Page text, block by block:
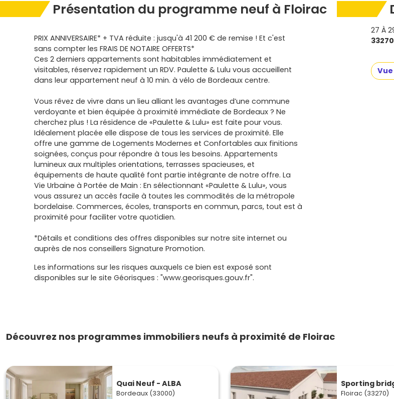
Présentation du programme neuf à Floirac
PRIX ANNIVERSAIRE* + TVA réduite : jusqu'à 41 200 € de remise ! Et c'est
sans compter les FRAIS DE NOTAIRE OFFERTS*
Ces 2 derniers appartements sont habitables immédiatement et
visitables, réservez rapidement un RDV. Paulette & Lulu vous accueillent
dans leur appartement neuf à 10 min. à vélo de Bordeaux centre.
Vous rêvez de vivre dans un lieu alliant les avantages d’une commune
verdoyante et bien équipée à proximité immédiate de Bordeaux ? Ne
cherchez plus ! La résidence de «Paulette & Lulu» est faite pour vous.
Idéalement placée elle dispose de tous les services de proximité. Elle
offre une gamme de Logements Modernes et Confortables aux finitions
soignées, conçus pour répondre à tous les besoins. Appartements
lumineux aux multiples orientations, terrasses spacieuses, et
équipements de haute qualité font partie intégrante de notre offre. La
Vie Urbaine à Portée de Main : En sélectionnant «Paulette & Lulu», vous
vous assurez un accès facile à toutes les commodités de la métropole
bordelaise. Commerces, écoles, transports en commun, parcs, tout est à
proximité pour faciliter votre quotidien.
*Détails et conditions des offres disponibles sur notre site internet ou
auprès de nos conseillers Signature Promotion.
Les informations sur les risques auxquels ce bien est exposé sont
disponibles sur le site Géorisques : "www.georisques.gouv.fr".
27 À
Vue
Découvrez nos programmes immobiliers neufs à proximité de Floirac
Quai Neuf - ALBA
Bordeaux (33000)
Sporting
Floirac (33270)